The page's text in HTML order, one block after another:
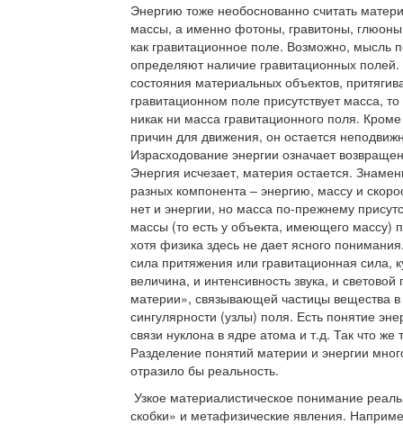
Энергию тоже необоснованно считать
массы, а именно фотоны, гравитоны,
как гравитационное поле. Возможно, мысль
определяют наличие гравитационных
состояния материальных объектов,
гравитационном поле присутствует масса,
никак ни масса гравитационного поля.
причин для движения, он остается
Израсходование энергии означает
Энергия исчезает, материя остается.
разных компонента – энергию, массу и
нет и энергии, но масса по-прежнему
массы (то есть у объекта, имеющего массу)
хотя физика здесь не дает ясного
сила притяжения или гравитационная сила,
величина, и интенсивность звука, и
материи», связывающей частицы вещества
сингулярности (узлы) поля. Есть понятие
связи нуклона в ядре атома и т.д. Так что
Разделение понятий материи и энергии
отразило бы реальность.
Узкое материалистическое понимание
скобки» и метафизические явления.